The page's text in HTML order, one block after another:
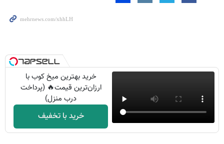
خرید بهترین میخ کوب با
ارزان‌ترین قیمت🔥 (پرداخت
درب منزل)
خرید با تخفیف